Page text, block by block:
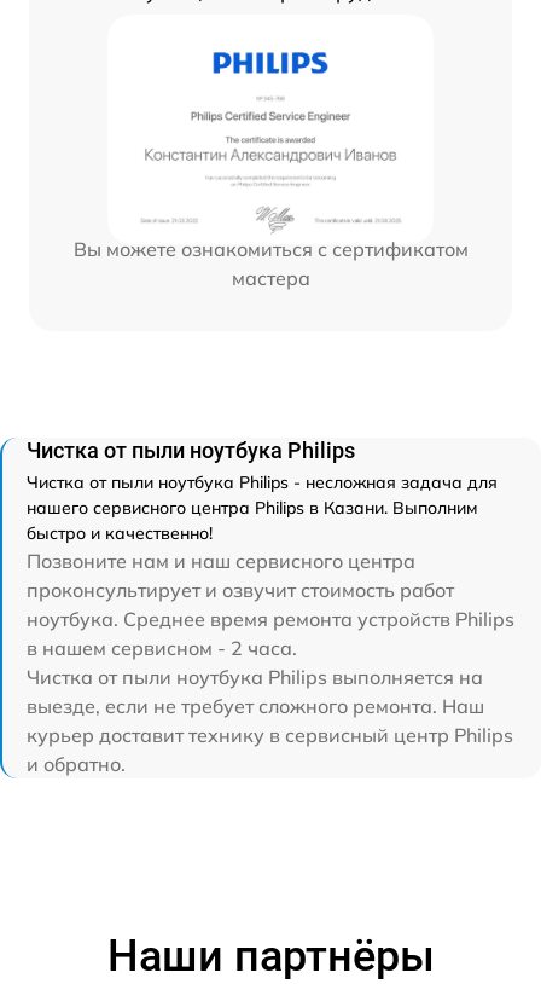
Вы можете ознакомиться с сертификатом
мастера
Чистка от пыли ноутбука Philips
Чистка от пыли ноутбука Philips - несложная задача для
нашего сервисного центра Philips в Казани. Выполним
быстро и качественно!
Позвоните нам и наш сервисного центра
проконсультирует и озвучит стоимость работ
ноутбука. Среднее время ремонта устройств Philips
в нашем сервисном - 2 часа.
Чистка от пыли ноутбука Philips выполняется на
выезде, если не требует сложного ремонта. Наш
курьер доставит технику в сервисный центр Philips
и обратно.
Наши партнёры